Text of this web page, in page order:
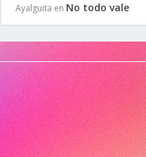
Ayalguita en No todo vale